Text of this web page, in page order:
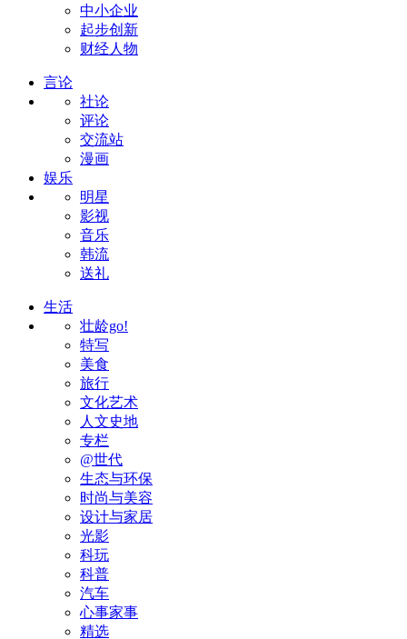
中小企业
起步创新
财经人物
言论
社论
评论
交流站
漫画
娱乐
明星
影视
音乐
韩流
送礼
生活
壮龄go!
特写
美食
旅行
文化艺术
人文史地
专栏
@世代
生态与环保
时尚与美容
设计与家居
光影
科玩
科普
汽车
心事家事
精选